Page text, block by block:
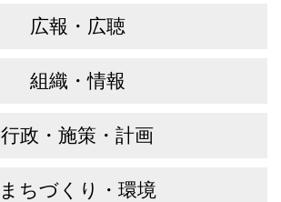
広報・広聴
組織・情報
行政・施策・計画
まちづくり・環境